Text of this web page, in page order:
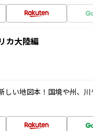
カ大陸編
しい地図本！国境や州、